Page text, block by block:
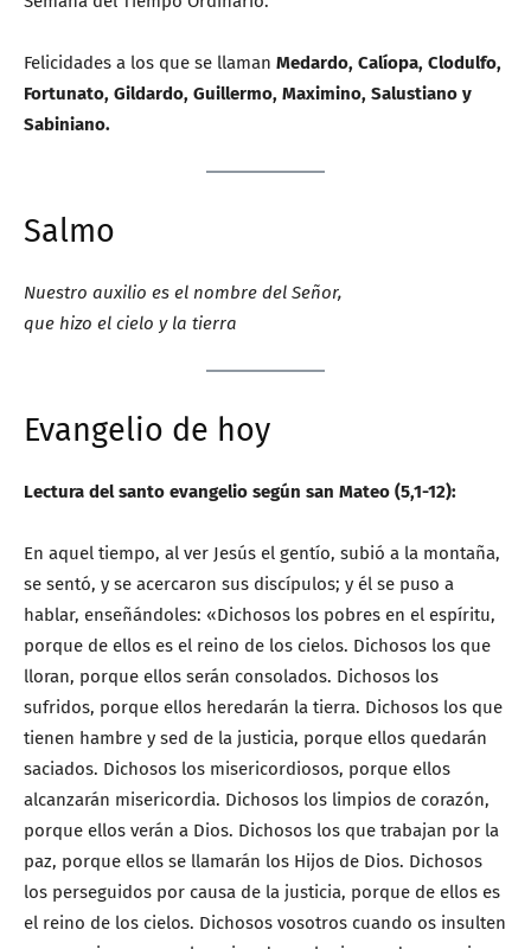
Felicidades a los que se llaman Medardo, Calíopa, Clodulfo,
Fortunato, Gildardo, Guillermo, Maximino, Salustiano y
Sabiniano.
Salmo
Nuestro auxilio es el nombre del Señor,
que hizo el cielo y la tierra
Evangelio de hoy
Lectura del santo evangelio según san Mateo (5,1-12):
En aquel tiempo, al ver Jesús el gentío, subió a la montaña,
se sentó, y se acercaron sus discípulos; y él se puso a
hablar, enseñándoles: «Dichosos los pobres en el espíritu,
porque de ellos es el reino de los cielos. Dichosos los que
lloran, porque ellos serán consolados. Dichosos los
sufridos, porque ellos heredarán la tierra. Dichosos los que
tienen hambre y sed de la justicia, porque ellos quedarán
saciados. Dichosos los misericordiosos, porque ellos
alcanzarán misericordia. Dichosos los limpios de corazón,
porque ellos verán a Dios. Dichosos los que trabajan por la
paz, porque ellos se llamarán los Hijos de Dios. Dichosos
los perseguidos por causa de la justicia, porque de ellos es
el reino de los cielos. Dichosos vosotros cuando os insulten